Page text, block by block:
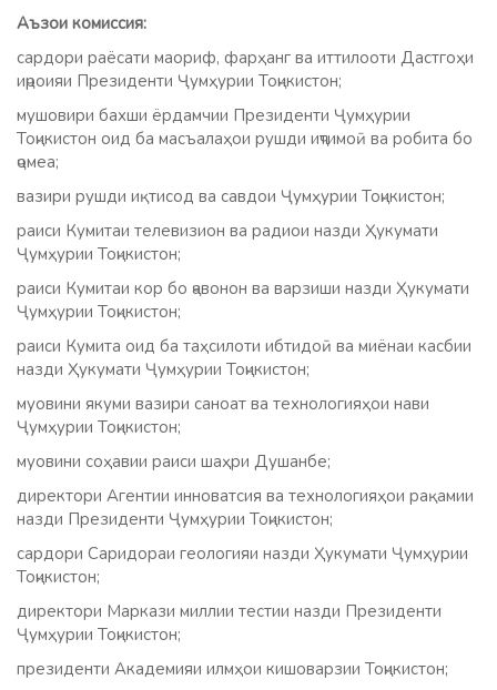
Аъзои комиссия:
сардори раёсати маориф, фарҳанг ва иттилооти Дастгоҳи
иҷроияи Президенти Ҷумҳурии Тоҷикистон;
мушовири бахши ёрдамчии Президенти Ҷумҳурии
Тоҷикистон оид ба масъалаҳои рушди иҷтимоӣ ва робита бо
ҷомеа;
вазири рушди иқтисод ва савдои Ҷумҳурии Тоҷикистон;
раиси Кумитаи телевизион ва радиои назди Ҳукумати
Ҷумҳурии Тоҷикистон;
раиси Кумитаи кор бо ҷавонон ва варзиши назди Ҳукумати
Ҷумҳурии Тоҷикистон;
раиси Кумита оид ба таҳсилоти ибтидоӣ ва миёнаи касбии
назди Ҳукумати Ҷумҳурии Тоҷикистон;
муовини якуми вазири саноат ва технологияҳои нави
Ҷумҳурии Тоҷикистон;
муовини соҳавии раиси шаҳри Душанбе;
директори Агентии инноватсия ва технологияҳои рақамии
назди Президенти Ҷумҳурии Тоҷикистон;
сардори Саридораи геологияи назди Ҳукумати Ҷумҳурии
Тоҷикистон;
директори Маркази миллии тестии назди Президенти
Ҷумҳурии Тоҷикистон;
президенти Академияи илмҳои кишоварзии Тоҷикистон;